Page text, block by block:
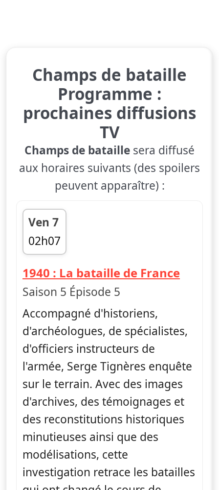
Champs de bataille
Programme :
prochaines diffusions
TV
Champs de bataille sera diffusé
aux horaires suivants (des spoilers
peuvent apparaître) :
Ven 7
02h07
fin 03h14
1940 : La bataille de France—
Saison 5 Épisode 5
Accompagné d'historiens,
d'archéologues, de spécialistes,
d'officiers instructeurs de
l'armée, Serge Tignères enquête
sur le terrain. Avec des images
d'archives, des témoignages et
des reconstitutions historiques
minutieuses ainsi que des
modélisations, cette
investigation retrace les batailles